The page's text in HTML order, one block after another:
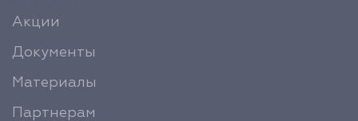
Акции
Документы
Материалы
Партнерам